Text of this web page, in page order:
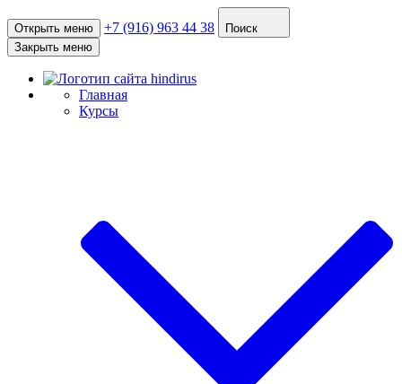
Открыть меню +7 (916) 963 44 38
Поиск
Закрыть меню
Главная
Курсы